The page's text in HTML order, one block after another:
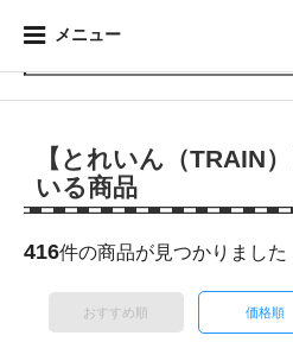
メニュー
【とれいん（TRAIN
いる商品
416件の商品が見つかりました
おすすめ順 価格順